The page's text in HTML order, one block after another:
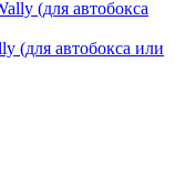
(для автобокса или